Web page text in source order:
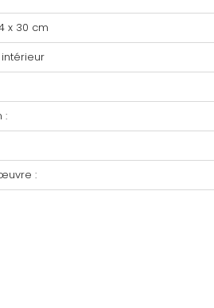
x 30 cm
intérieur
:
: